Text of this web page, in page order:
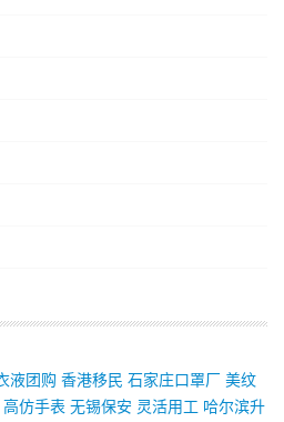
液团购 香港移民 石家庄口罩厂 美纹
高仿手表 无锡保安 灵活用工 哈尔滨升